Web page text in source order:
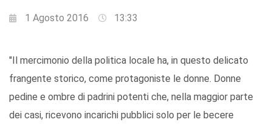
1 Agosto 2016 13:33
"Il mercimonio della politica locale ha, in questo delicato
frangente storico, come protagoniste le donne. Donne
pedine e ombre di padrini potenti che, nella maggior parte
dei casi, ricevono incarichi pubblici solo per le becere